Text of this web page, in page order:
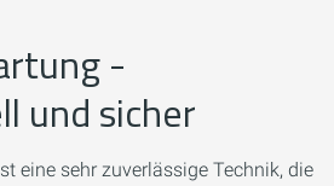
-
und sicher
eine sehr zuverlässige Technik, die